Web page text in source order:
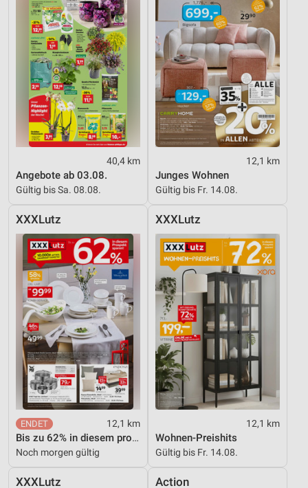
40,4 km
Angebote ab 03.08.
Gültig bis Sa. 08.08.
12,1 km
Junges Wohnen
Gültig bis Fr. 14.08.
XXXLutz
12,1 km
Bis zu 62% in diesem prospekt
Noch morgen gültig
XXXLutz
12,1 km
Wohnen-Preishits
Gültig bis Fr. 14.08.
XXXLutz Action